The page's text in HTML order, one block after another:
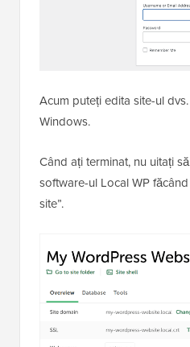
Acum puteți edita site-ul
Windows.
Când ați terminat, nu uitați
software-ul Local WP
site”.